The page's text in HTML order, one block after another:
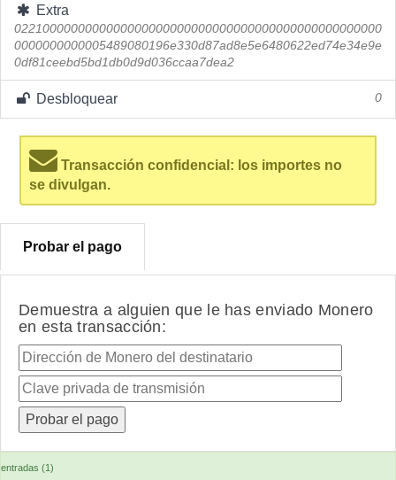
Extra
0221000000000000000000000000000000000000000000000000
0000000000005489080196e330d87ad8e5e6480622ed74e34e9e
0df81ceebd5bd1db0d9d036ccaa7dea2
Desbloquear 0
Transacción confidencial: los importes no
se divulgan.
Probar el pago
Demuestra a alguien que le has enviado Monero
en esta transacción:
entradas (1)